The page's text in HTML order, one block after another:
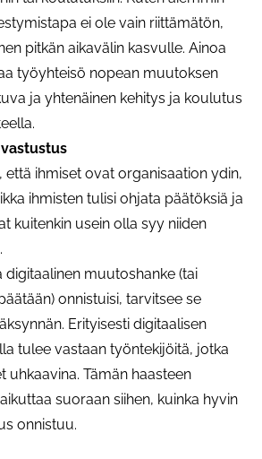
ei ole vain riittämätön,
pitkän aikavälin kasvulle. Ainoa
työyhteisö nopean muutoksen
ja yhtenäinen kehitys ja koulutus
että ihmiset ovat organisaation ydin,
ihmisten tulisi ohjata päätöksiä ja
kuitenkin usein olla syy niiden
digitaalinen muutoshanke (tai
onnistuisi, tarvitsee se
Erityisesti digitaalisen
tulee vastaan työntekijöitä, jotka
uhkaavina. Tämän haasteen
suoraan siihen, kuinka hyvin
onnistuu.